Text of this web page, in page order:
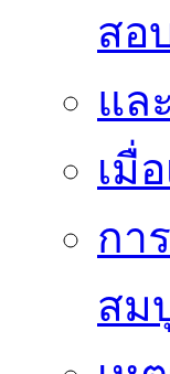
สอ
แล
เมื่
กา
สม